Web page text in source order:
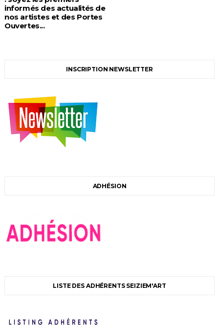
informés des actualités de
nos artistes et des Portes
Ouvertes...
INSCRIPTION NEWSLETTER
ADHÉSION
LISTE DES ADHÉRENTS SEIZIEM'ART